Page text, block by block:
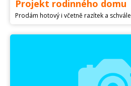
Projekt rodinného domu